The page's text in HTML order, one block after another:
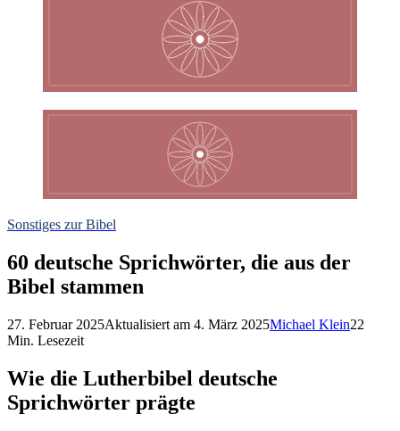
Sonstiges zur Bibel
60 deutsche Sprichwörter, die aus der
Bibel stammen
27. Februar 2025Aktualisiert am 4. März 2025Michael Klein22
Min. Lesezeit
Wie die Lutherbibel deutsche
Sprichwörter prägte